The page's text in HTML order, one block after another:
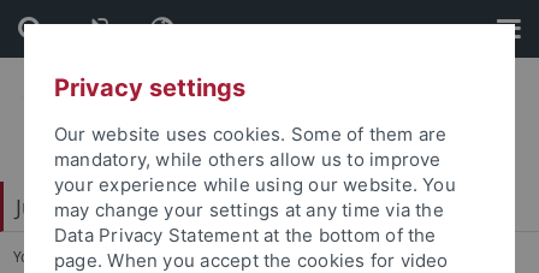
Skip
to
content
Skip
to
footer
Juristische Fakultät
You are here: Startseite ... Berichte
Privacy settings
Our website uses cookies. Some of them are
mandatory, while others allow us to improve
your experience while using our website. You
may change your settings at any time via the
Data Privacy Statement at the bottom of the
page. When you accept the cookies for video